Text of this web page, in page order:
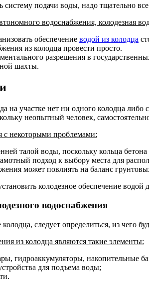
подачи воды, надо тщательно
водоснабжения, колодезная
обеспечение водой из колодца
из колодца провести просто.
разрешения в
шахты.
на участке нет ни одного колодца
неопытный человек,
с некоторыми проблемами:
талой воды, поскольку кольца
подход к выбору места для
может повлиять на баланс
колодезное обеспечение
водоснабжения
следует определиться, из чего
из колодца являются такие элементы:
гидроаккумуляторы, накопительные
для подъема воды;